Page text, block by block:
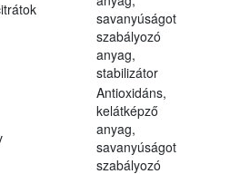
savanyúságot
szabályozó
anyag,
stabilizátor
Antioxidáns,
kelátképző
anyag,
savanyúságot
szabályozó